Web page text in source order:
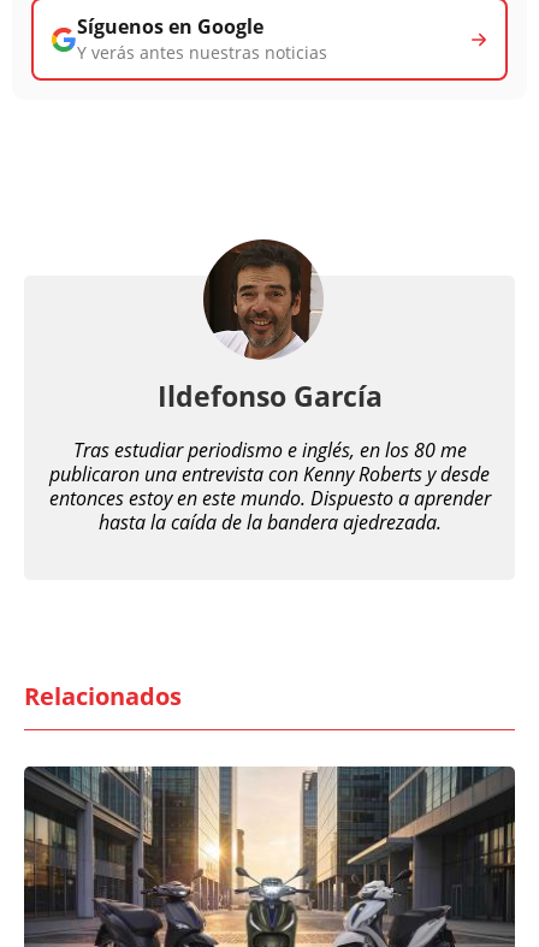
Síguenos en Google
Y verás antes nuestras noticias
Ildefonso García
Tras estudiar periodismo e inglés, en los 80 me
publicaron una entrevista con Kenny Roberts y desde
entonces estoy en este mundo. Dispuesto a aprender
hasta la caída de la bandera ajedrezada.
Relacionados